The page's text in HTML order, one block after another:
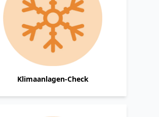
Klimaanlagen-Check